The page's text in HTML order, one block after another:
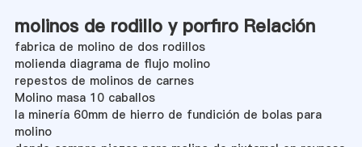
molinos de rodillo y porfiro Relación
fabrica de molino de dos rodillos
molienda diagrama de flujo molino
repestos de molinos de carnes
Molino masa 10 caballos
la minería 60mm de hierro de fundición de bolas para
molino